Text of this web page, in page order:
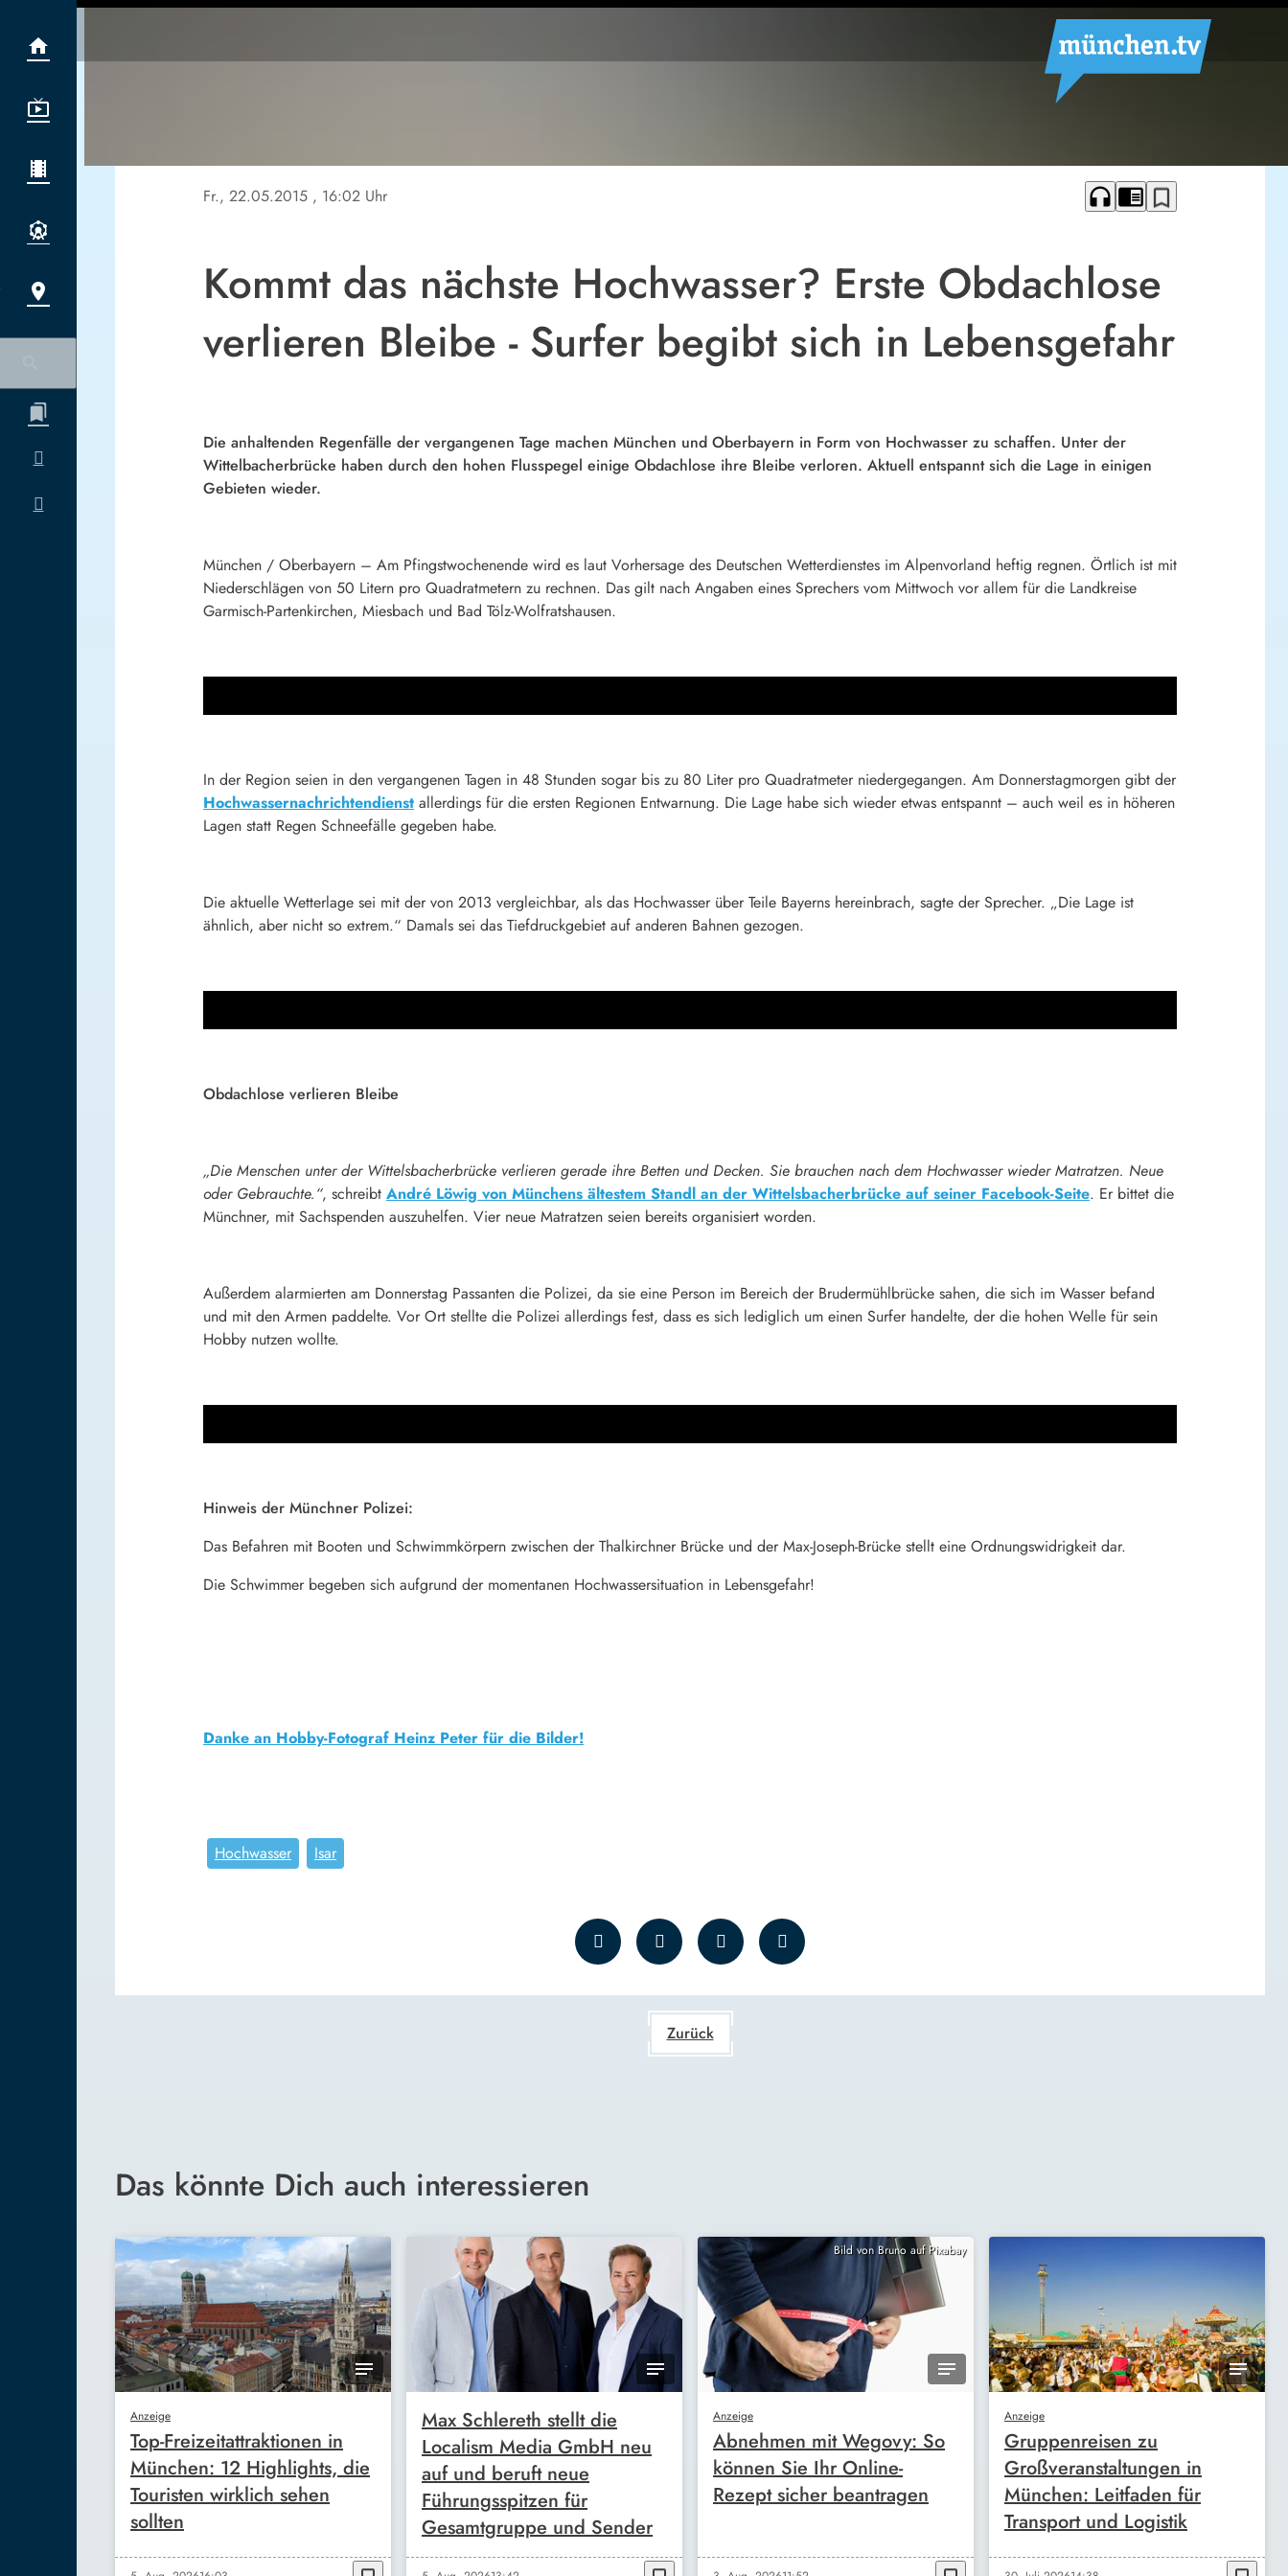
Fr., 22.05.2015 , 16:02 Uhr headphones chrome_reader_mode bookmark_border
Kommt das nächste Hochwasser? Erste Obdachlose
verlieren Bleibe - Surfer begibt sich in Lebensgefahr
Die anhaltenden Regenfälle der vergangenen Tage machen München und Oberbayern in Form von Hochwasser zu schaffen. Unter der
Wittelbacherbrücke haben durch den hohen Flusspegel einige Obdachlose ihre Bleibe verloren. Aktuell entspannt sich die Lage in einigen
Gebieten wieder.
München / Oberbayern – Am Pfingstwochenende wird es laut Vorhersage des Deutschen Wetterdienstes im Alpenvorland heftig regnen. Örtlich ist mit
Niederschlägen von 50 Litern pro Quadratmetern zu rechnen. Das gilt nach Angaben eines Sprechers vom Mittwoch vor allem für die Landkreise
Garmisch-Partenkirchen, Miesbach und Bad Tölz-Wolfratshausen.
In der Region seien in den vergangenen Tagen in 48 Stunden sogar bis zu 80 Liter pro Quadratmeter niedergegangen. Am Donnerstagmorgen gibt der
Hochwassernachrichtendienst allerdings für die ersten Regionen Entwarnung. Die Lage habe sich wieder etwas entspannt – auch weil es in höheren
Lagen statt Regen Schneefälle gegeben habe.
Die aktuelle Wetterlage sei mit der von 2013 vergleichbar, als das Hochwasser über Teile Bayerns hereinbrach, sagte der Sprecher. „Die Lage ist
ähnlich, aber nicht so extrem.“ Damals sei das Tiefdruckgebiet auf anderen Bahnen gezogen.
Obdachlose verlieren Bleibe
„Die Menschen unter der Wittelsbacherbrücke verlieren gerade ihre Betten und Decken. Sie brauchen nach dem Hochwasser wieder Matratzen. Neue
oder Gebrauchte.“, schreibt André Löwig von Münchens ältestem Standl an der Wittelsbacherbrücke auf seiner Facebook-Seite. Er bittet die
Münchner, mit Sachspenden auszuhelfen. Vier neue Matratzen seien bereits organisiert worden.
Außerdem alarmierten am Donnerstag Passanten die Polizei, da sie eine Person im Bereich der Brudermühlbrücke sahen, die sich im Wasser befand
und mit den Armen paddelte. Vor Ort stellte die Polizei allerdings fest, dass es sich lediglich um einen Surfer handelte, der die hohen Welle für sein
Hobby nutzen wollte.
Hinweis der Münchner Polizei:
Das Befahren mit Booten und Schwimmkörpern zwischen der Thalkirchner Brücke und der Max-Joseph-Brücke stellt eine Ordnungswidrigkeit dar.
Die Schwimmer begeben sich aufgrund der momentanen Hochwassersituation in Lebensgefahr!
Danke an Hobby-Fotograf Heinz Peter für die Bilder!
Hochwasser Isar
Zurück
Das könnte Dich auch interessieren
Anzeige
Top-Freizeitattraktionen in
München: 12 Highlights, die
Touristen wirklich sehen
sollten
Max Schlereth stellt die
Localism Media GmbH neu
auf und beruft neue
Führungsspitzen für
Gesamtgruppe und Sender
Bild von Bruno auf Pixabay
Anzeige
Abnehmen mit Wegovy: So
können Sie Ihr Online-
Rezept sicher beantragen
Anzeige
Gruppenreisen zu
Großveranstaltungen in
München: Leitfaden für
Transport und Logistik